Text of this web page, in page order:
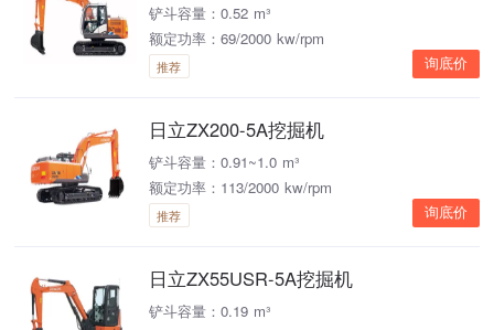
铲斗容量：0.52 m³
额定功率：69/2000 kw/rpm
推荐 询底价
日立ZX200-5A挖掘机
铲斗容量：0.91~1.0 m³
额定功率：113/2000 kw/rpm
推荐 询底价
日立ZX55USR-5A挖掘机
铲斗容量：0.19 m³